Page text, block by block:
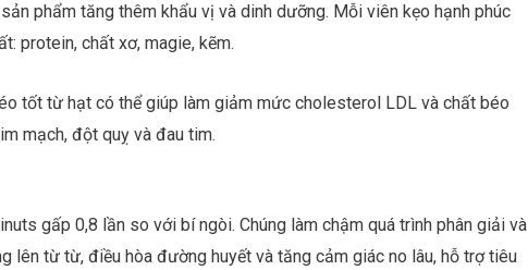
phẩm tăng thêm khẩu vị và dinh dưỡng. Mỗi viên kẹo hạnh phúc
protein, chất xơ, magie, kẽm.
tốt từ hạt có thể giúp làm giảm mức cholesterol LDL và chất béo
mạch, đột quỵ và đau tim.
gấp 0,8 lần so với bí ngòi. Chúng làm chậm quá trình phân giải và
lên từ từ, điều hòa đường huyết và tăng cảm giác no lâu, hỗ trợ tiêu